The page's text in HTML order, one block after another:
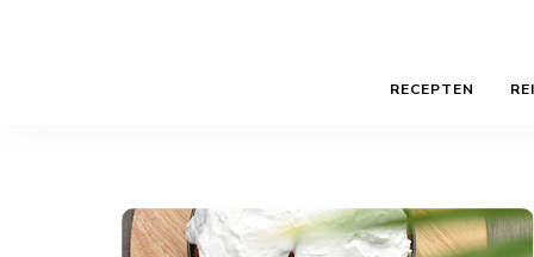
RECEPTEN